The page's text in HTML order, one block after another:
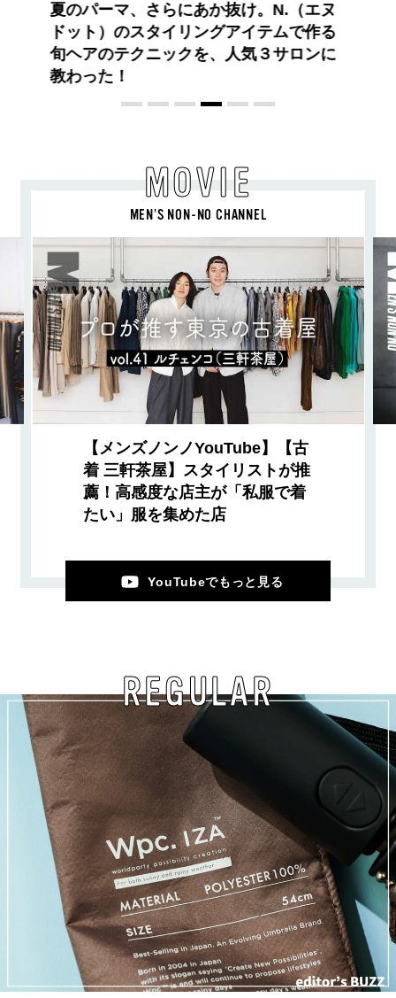
高橋璃央と、ジュエッテの出会い。夏の
定番、ピンクゴールドが印象的
な“SUMMER PINK”［meets Jouete!
Vol.12］
MOVIE
MEN’S NON-NO CHANNEL
【メンズノンノYouTube】【古
着 三軒茶屋】スタイリストが推
薦！高感度な店主が「私服で着
たい」服を集めた店
YouTubeでもっと見る
REGULAR